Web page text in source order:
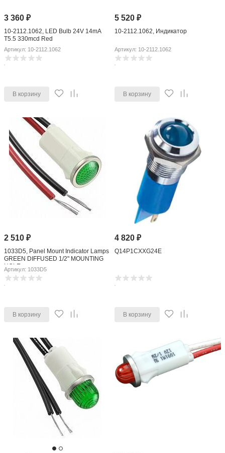
3 360₽
10-2112.1062, LED Bulb 24V 14mA
T5.5 330mcd Red
Артикул: 10-2112.1062
В корзину
5 520 ₽
10-2112.1062, Индикатор
Артикул: 10-2112.1062
В корзину
2 510₽
1033D5, Panel Mount Indicator Lamps
GREEN DIFFUSED 1/2" MOUNTING
HOLE
Артикул: 1033D5
В корзину
4 820 ₽
Q14P1CXXG24E
В корзину